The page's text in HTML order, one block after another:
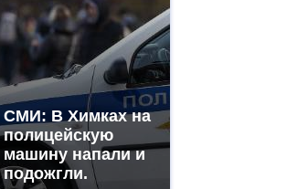
СМИ: В Химках на
полицейскую
машину напали и
подожгли.